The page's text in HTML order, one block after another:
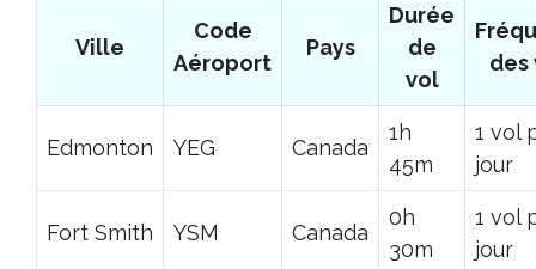
Ville
Code
Aéroport
Pays
Durée
de
vol
des
Edmonton YEG Canada
1h
45m
1 vol
jour
Fort Smith YSM Canada
0h
30m
1 vol
jour